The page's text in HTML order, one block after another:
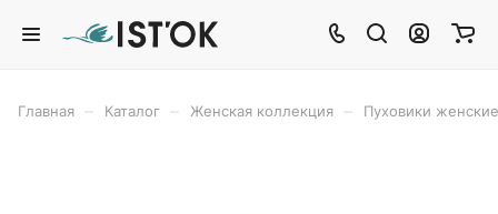
Главная Каталог Женская коллекция Пуховики женские